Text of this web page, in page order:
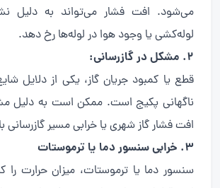
می‌شود. افت فشار می‌تواند به دلیل
لوله‌کشی یا وجود هوا در لوله‌ها رخ دهد.
۲. مشکل در گازرسانی:
قطع یا کمبود جریان گاز، یکی از دلایل
ناگهانی پکیج است. ممکن است به دلیل
افت فشار گاز شهری یا خرابی مسیر گازرسانی
۳. خرابی سنسور دما یا ترموستات
سنسور دما یا ترموستات، میزان حرارت را